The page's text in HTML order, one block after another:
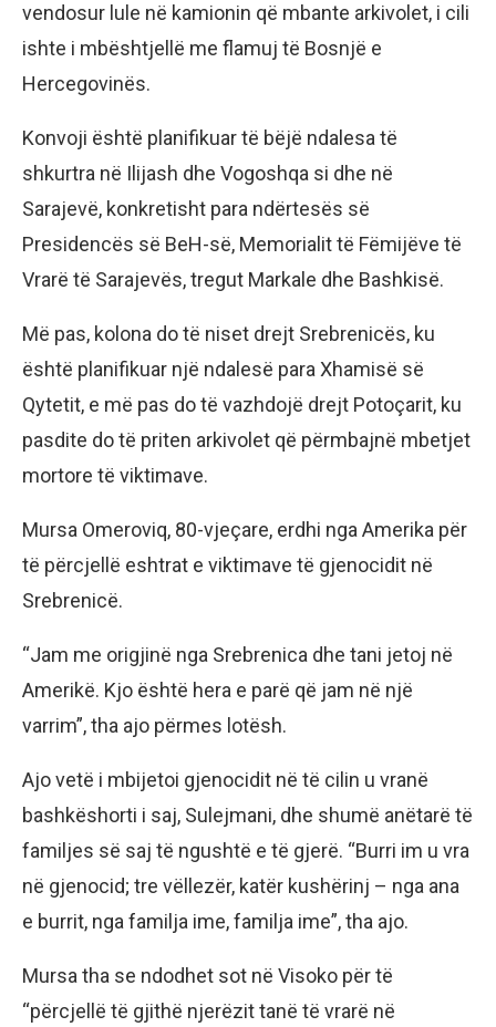
vendosur lule në kamionin që mbante arkivolet, i cili
ishte i mbështjellë me flamuj të Bosnjë e
Hercegovinës.
Konvoji është planifikuar të bëjë ndalesa të
shkurtra në Ilijash dhe Vogoshqa si dhe në
Sarajevë, konkretisht para ndërtesës së
Presidencës së BeH-së, Memorialit të Fëmijëve të
Vrarë të Sarajevës, tregut Markale dhe Bashkisë.
Më pas, kolona do të niset drejt Srebrenicës, ku
është planifikuar një ndalesë para Xhamisë së
Qytetit, e më pas do të vazhdojë drejt Potoçarit, ku
pasdite do të priten arkivolet që përmbajnë mbetjet
mortore të viktimave.
Mursa Omeroviq, 80-vjeçare, erdhi nga Amerika për
të përcjellë eshtrat e viktimave të gjenocidit në
Srebrenicë.
“Jam me origjinë nga Srebrenica dhe tani jetoj në
Amerikë. Kjo është hera e parë që jam në një
varrim”, tha ajo përmes lotësh.
Ajo vetë i mbijetoi gjenocidit në të cilin u vranë
bashkëshorti i saj, Sulejmani, dhe shumë anëtarë të
familjes së saj të ngushtë e të gjerë. “Burri im u vra
në gjenocid; tre vëllezër, katër kushërinj – nga ana
e burrit, nga familja ime, familja ime”, tha ajo.
Mursa tha se ndodhet sot në Visoko për të
“përcjellë të gjithë njerëzit tanë të vrarë në